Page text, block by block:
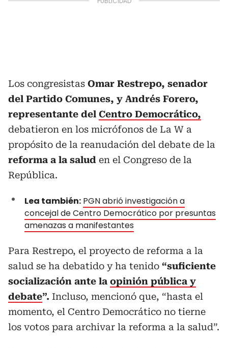
Los congresistas Omar Restrepo, senador
del Partido Comunes, y Andrés Forero,
representante del Centro Democrático,
debatieron en los micrófonos de La W a
propósito de la reanudación del debate de la
reforma a la salud en el Congreso de la
República.
Lea también: PGN abrió investigación a
concejal de Centro Democrático por presuntas
amenazas a manifestantes
Para Restrepo, el proyecto de reforma a la
salud se ha debatido y ha tenido “suficiente
socialización ante la opinión pública y
debate”. Incluso, mencionó que, “hasta el
momento, el Centro Democrático no tierne
los votos para archivar la reforma a la salud”.